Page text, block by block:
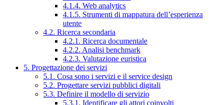
4.1.4. Web analytics
4.1.5. Strumenti di mappatura dell’esperienza
utente
4.2. Ricerca secondaria
4.2.1. Ricerca documentale
4.2.2. Analisi benchmark
4.2.3. Valutazione euristica
5. Progettazione dei servizi
5.1. Cosa sono i servizi e il service design
5.2. Progettare servizi pubblici digitali
5.3. Definire il modello di servizio
5.3.1. Identificare gli attori coinvolti